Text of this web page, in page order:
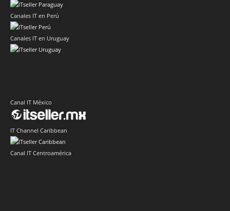
Canales IT en Perú
Canales IT en Uruguay
Canal IT México
IT Channel Caribbean
Canal IT Centroamérica